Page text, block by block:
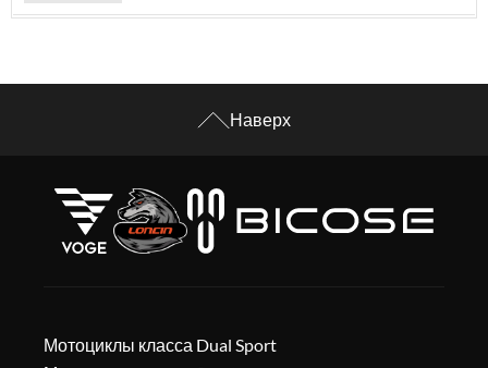
Наверх
Мотоциклы класса Dual Sport